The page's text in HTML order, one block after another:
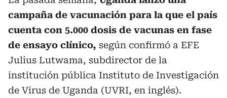
campaña de vacunación para la que el país
cuenta con 5.000 dosis de vacunas en fase
de ensayo clínico, según confirmó a EFE
Julius Lutwama, subdirector de la
institución pública Instituto de Investigación
de Virus de Uganda (UVRI, en inglés).